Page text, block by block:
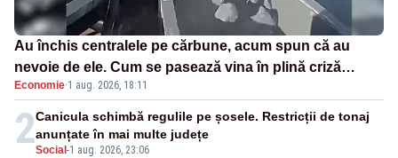
Au închis centralele pe cărbune, acum spun că au
nevoie de ele. Cum se pasează vina în plină criză
energetică
Economie·1 aug. 2026, 18:11
2Social -1 aug. 2026, 23:06
Canicula schimbă regulile pe șosele. Restricții de tonaj
anunțate în mai multe județe